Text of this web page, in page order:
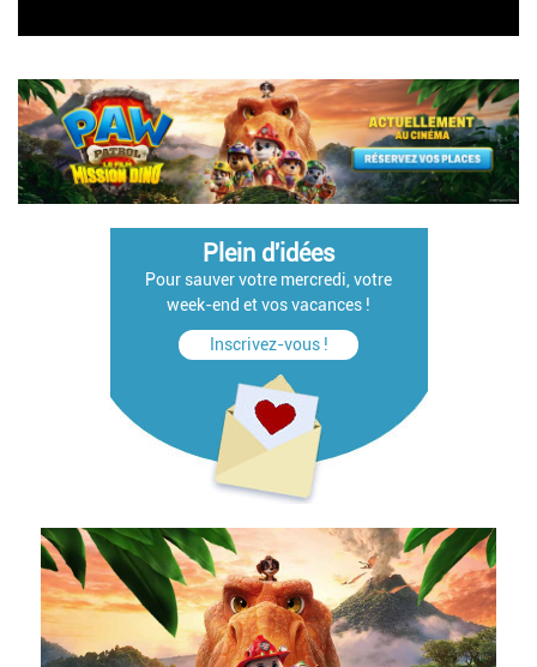
Plein d'idées
Pour sauver votre mercredi, votre
week-end et vos vacances !
Inscrivez-vous !